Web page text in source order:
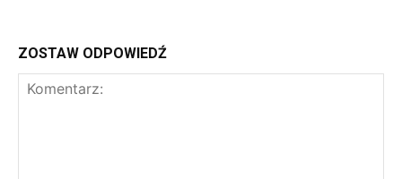
ZOSTAW ODPOWIEDŹ